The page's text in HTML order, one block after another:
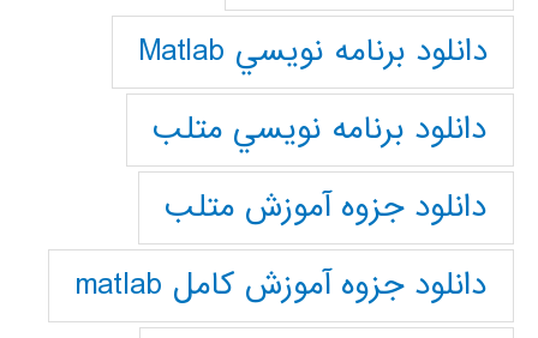
دانلود برنامه نويسي Matlab
دانلود برنامه نويسي متلب
دانلود جزوه آموزش متلب
دانلود جزوه آموزش کامل matlab